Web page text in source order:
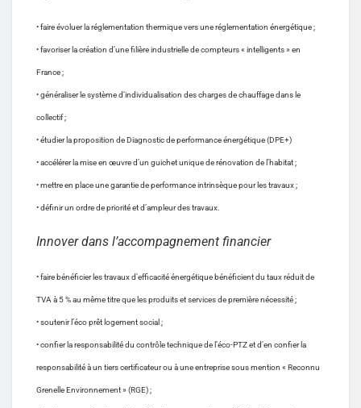
• faire évoluer la réglementation thermique vers une réglementation énergétique ;
• favoriser la création d’une filière industrielle de compteurs « intelligents » en
France ;
• généraliser le système d’individualisation des charges de chauffage dans le
collectif ;
• étudier la proposition de Diagnostic de performance énergétique (DPE+)
• accélérer la mise en œuvre d’un guichet unique de rénovation de l’habitat ;
• mettre en place une garantie de performance intrinsèque pour les travaux ;
• définir un ordre de priorité et d’ampleur des travaux.
Innover dans l’accompagnement financier
• faire bénéficier les travaux d’efficacité énergétique bénéficient du taux réduit de
TVA à 5 % au même titre que les produits et services de première nécessité ;
• soutenir l’éco prêt logement social ;
• confier la responsabilité du contrôle technique de l’éco-PTZ et d’en confier la
responsabilité à un tiers certificateur ou à une entreprise sous mention « Reconnu
Grenelle Environnement » (RGE) ;